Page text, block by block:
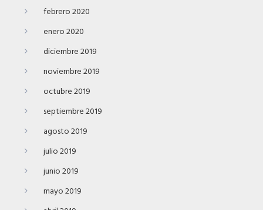
febrero 2020
enero 2020
diciembre 2019
noviembre 2019
octubre 2019
septiembre 2019
agosto 2019
julio 2019
junio 2019
mayo 2019